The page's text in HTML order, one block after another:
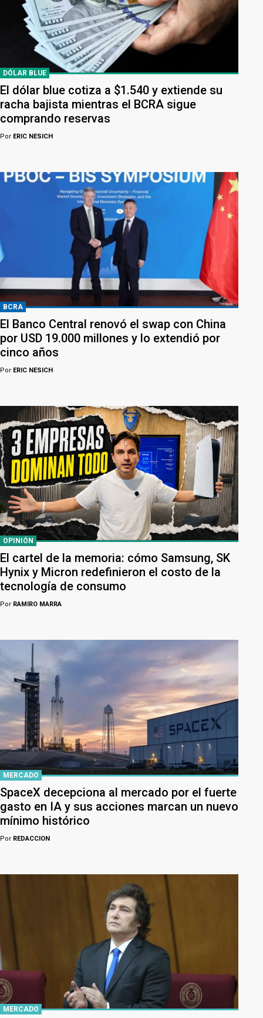
DÓLAR BLUE
El dólar blue cotiza a $1.540 y extiende su
racha bajista mientras el BCRA sigue
comprando reservas
Por ERIC NESICH
BCRA
El Banco Central renovó el swap con China
por USD 19.000 millones y lo extendió por
cinco años
Por ERIC NESICH
OPINIÓN
El cartel de la memoria: cómo Samsung, SK
Hynix y Micron redefinieron el costo de la
tecnología de consumo
Por RAMIRO MARRA
MERCADO
SpaceX decepciona al mercado por el fuerte
gasto en IA y sus acciones marcan un nuevo
mínimo histórico
Por REDACCION
MERCADO